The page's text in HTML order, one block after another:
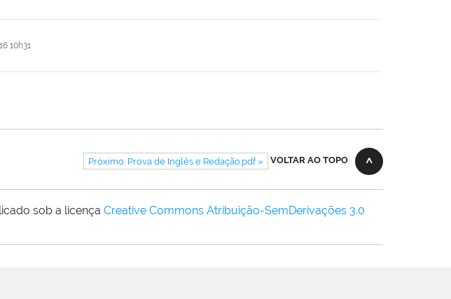
10h31
VOLTAR AO TOPO
Próximo: Prova de Inglês e Redação.pdf »
sob a licença Creative Commons Atribuição-SemDerivações 3.0